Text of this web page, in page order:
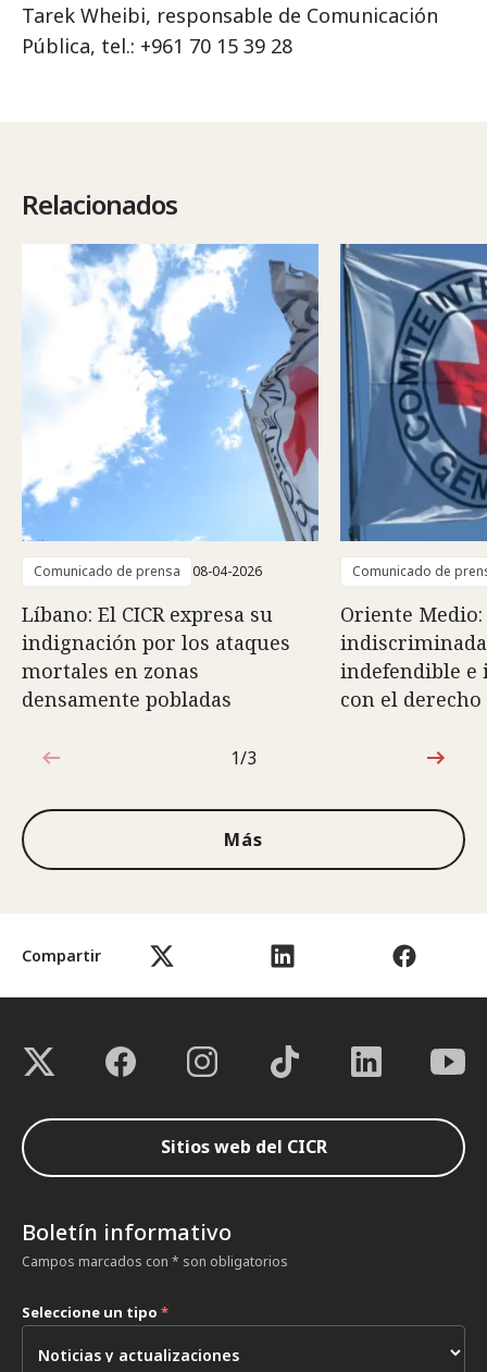
Compartir
Tarek Wheibi, responsable de Comunicación
Pública, tel.: +961 70 15 39 28
Relacionados
Comunicado de prensa 08-04-2026
Líbano: El CICR expresa su
indignación por los ataques
mortales en zonas
densamente pobladas
Comunicado de
Oriente
indefendible e
con el derecho
1de3
1/3
Más
Sitios web del CICR
Boletín informativo
Campos marcados con * son obligatorios
Seleccione un tipo *